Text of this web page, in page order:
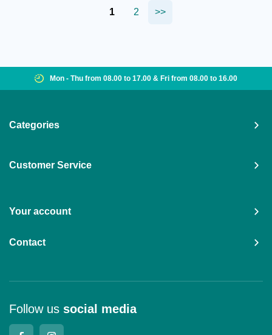
1 2 >>
Mon - Thu from 08.00 to 17.00 & Fri from 08.00 to 16.00
Categories
Customer Service
Your account
Contact
Follow us social media